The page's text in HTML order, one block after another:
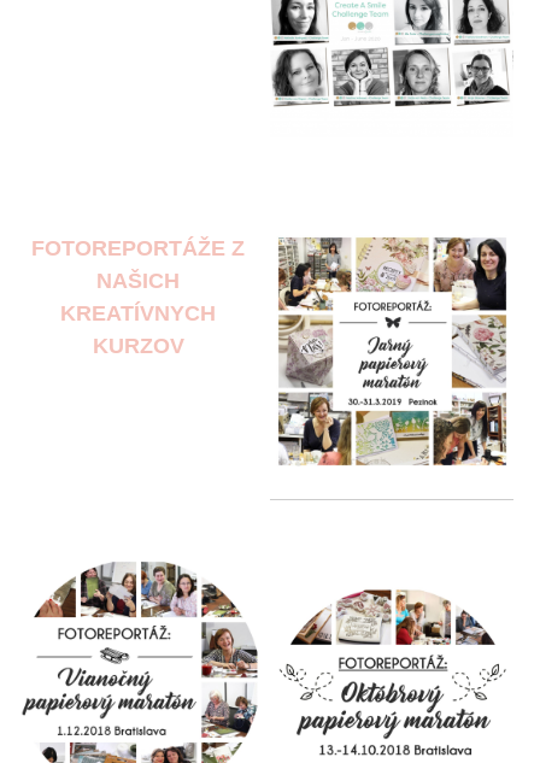
FOTOREPORTÁŽE Z
NAŠICH
KREATÍVNYCH
KURZOV